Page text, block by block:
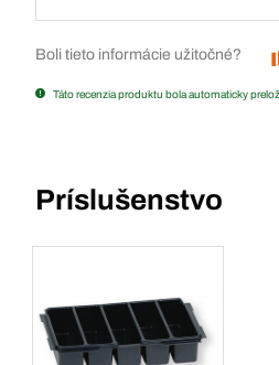
Boli tieto informácie užitočné?
Táto recenzia produktu bola automaticky
Príslušenstvo